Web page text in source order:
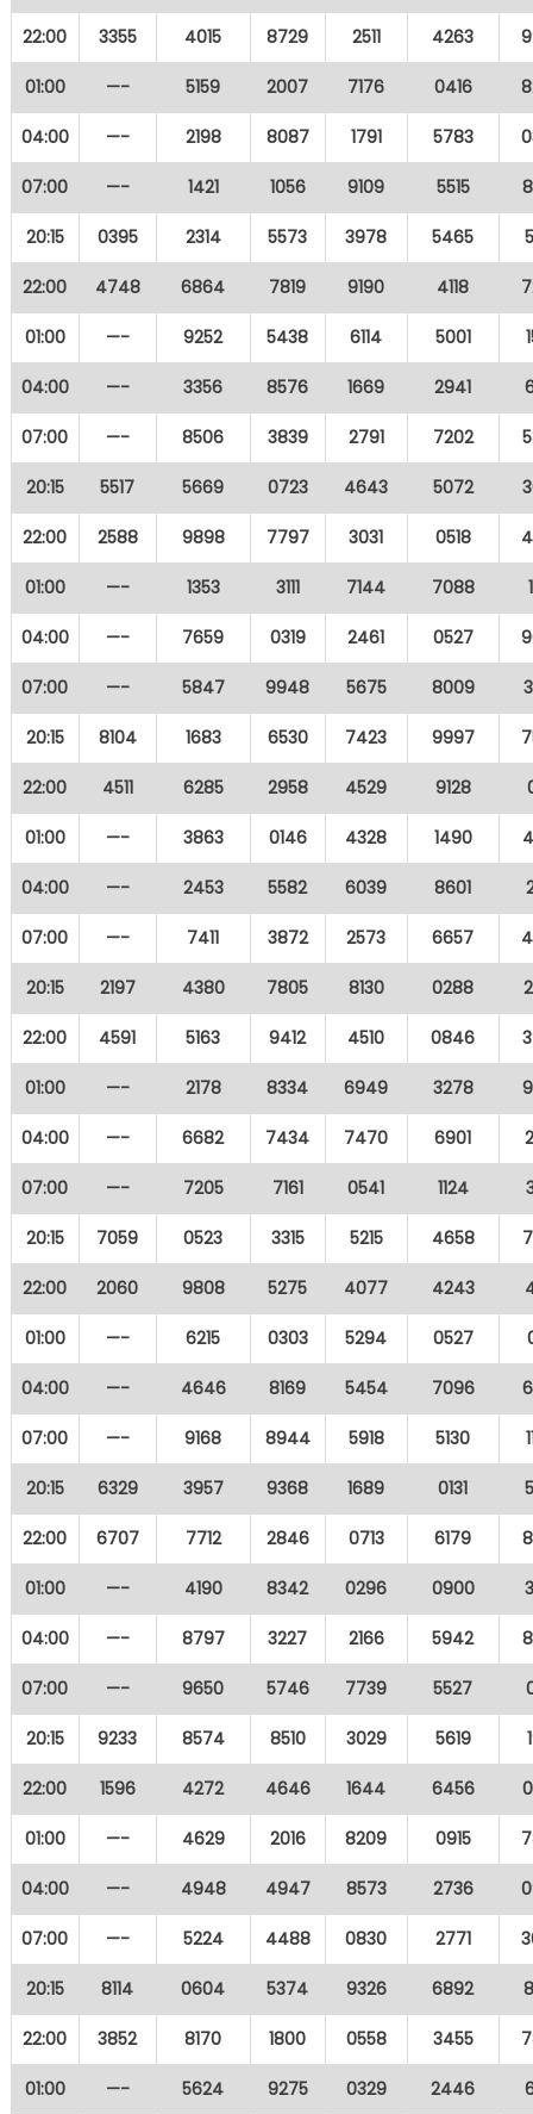
22:00 3355 4015 8729 2511 4263
01:00 —- 5159 2007 7176 0416
04:00 —- 2198 8087 1791 5783
07:00 —- 1421 1056 9109 5515
20:15 0395 2314 5573 3978 5465
22:00 4748 6864 7819 9190 4118
01:00 —- 9252 5438 6114 5001
04:00 —- 3356 8576 1669 2941
07:00 —- 8506 3839 2791 7202
20:15 5517 5669 0723 4643 5072
22:00 2588 9898 7797 3031 0518
01:00 —- 1353 3111 7144 7088
04:00 —- 7659 0319 2461 0527
07:00 —- 5847 9948 5675 8009
20:15 8104 1683 6530 7423 9997
22:00 4511 6285 2958 4529 9128
01:00 —- 3863 0146 4328 1490
04:00 —- 2453 5582 6039 8601
07:00 —- 7411 3872 2573 6657
20:15 2197 4380 7805 8130 0288
22:00 4591 5163 9412 4510 0846
01:00 —- 2178 8334 6949 3278
04:00 —- 6682 7434 7470 6901
07:00 —- 7205 7161 0541 1124
20:15 7059 0523 3315 5215 4658
22:00 2060 9808 5275 4077 4243
01:00 —- 6215 0303 5294 0527
04:00 —- 4646 8169 5454 7096
07:00 —- 9168 8944 5918 5130
20:15 6329 3957 9368 1689 0131
22:00 6707 7712 2846 0713 6179
01:00 —- 4190 8342 0296 0900
04:00 —- 8797 3227 2166 5942
07:00 —- 9650 5746 7739 5527
20:15 9233 8574 8510 3029 5619
22:00 1596 4272 4646 1644 6456
01:00 —- 4629 2016 8209 0915
04:00 —- 4948 4947 8573 2736
07:00 —- 5224 4488 0830 2771
20:15 8114 0604 5374 9326 6892
22:00 3852 8170 1800 0558 3455
01:00 —- 5624 9275 0329 2446